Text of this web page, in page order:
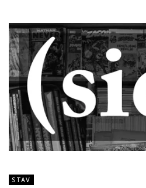
STAV